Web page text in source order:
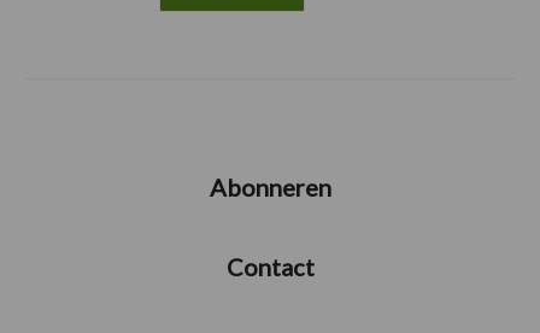
Abonneren
Contact